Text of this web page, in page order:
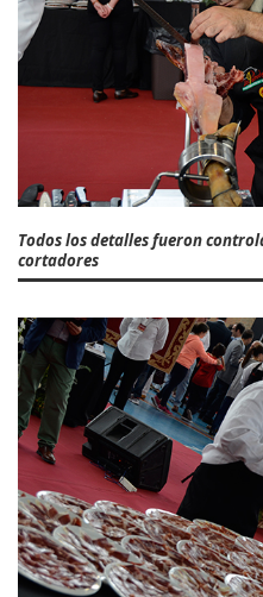
Todos los detalles fueron
cortadores